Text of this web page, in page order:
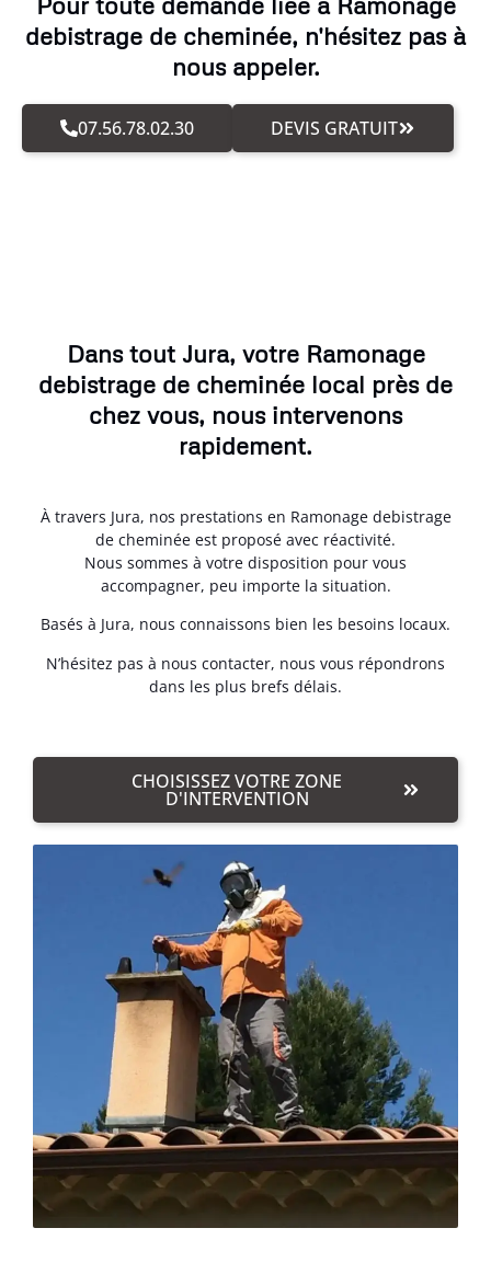
debistrage de cheminée, n'hésitez pas à
nous appeler.
07.56.78.02.30 DEVIS GRATUIT
Dans tout Jura, votre Ramonage
debistrage de cheminée local près de
chez vous, nous intervenons
rapidement.
À travers Jura, nos prestations en Ramonage debistrage
de cheminée est proposé avec réactivité.
Nous sommes à votre disposition pour vous
accompagner, peu importe la situation.
Basés à Jura, nous connaissons bien les besoins locaux.
N’hésitez pas à nous contacter, nous vous répondrons
dans les plus brefs délais.
CHOISISSEZ VOTRE ZONE
D'INTERVENTION